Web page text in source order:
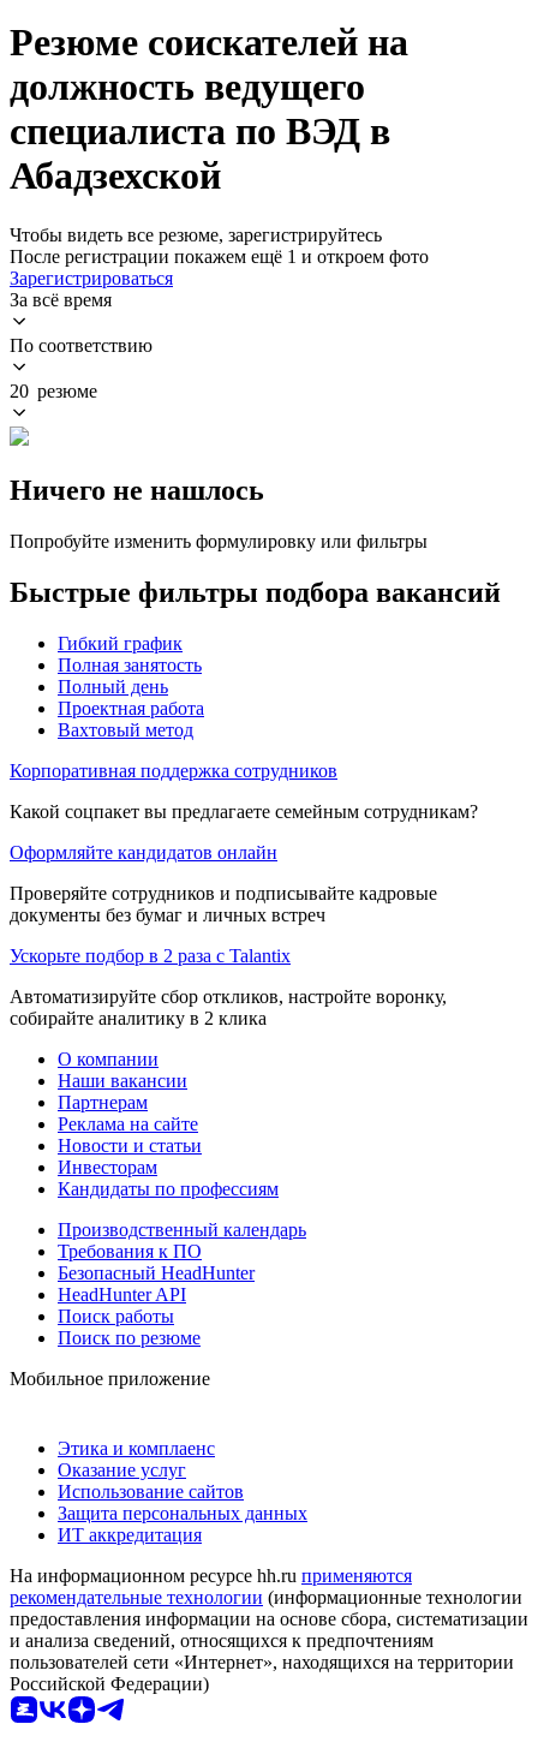
Резюме соискателей на
должность ведущего
специалиста по ВЭД в
Абадзехской
Чтобы видеть все резюме, зарегистрируйтесь
После регистрации покажем ещё 1 и откроем фото
Зарегистрироваться
За всё время
По соответствию
20 резюме
Ничего не нашлось
Попробуйте изменить формулировку или фильтры
Быстрые фильтры подбора вакансий
Гибкий график
Полная занятость
Полный день
Проектная работа
Вахтовый метод
Корпоративная поддержка сотрудников
Какой соцпакет вы предлагаете семейным сотрудникам?
Оформляйте кандидатов онлайн
Проверяйте сотрудников и подписывайте кадровые
документы без бумаг и личных встреч
Ускорьте подбор в 2 раза с Talantix
Автоматизируйте сбор откликов, настройте воронку,
собирайте аналитику в 2 клика
О компании
Наши вакансии
Партнерам
Реклама на сайте
Новости и статьи
Инвесторам
Кандидаты по профессиям
Производственный календарь
Требования к ПО
Безопасный HeadHunter
HeadHunter API
Поиск работы
Поиск по резюме
Мобильное приложение
Этика и комплаенс
Оказание услуг
Использование сайтов
Защита персональных данных
ИТ аккредитация
На информационном ресурсе hh.ru применяются
рекомендательные технологии (информационные технологии
предоставления информации на основе сбора, систематизации
и анализа сведений, относящихся к предпочтениям
пользователей сети «Интернет», находящихся на территории
Российской Федерации)